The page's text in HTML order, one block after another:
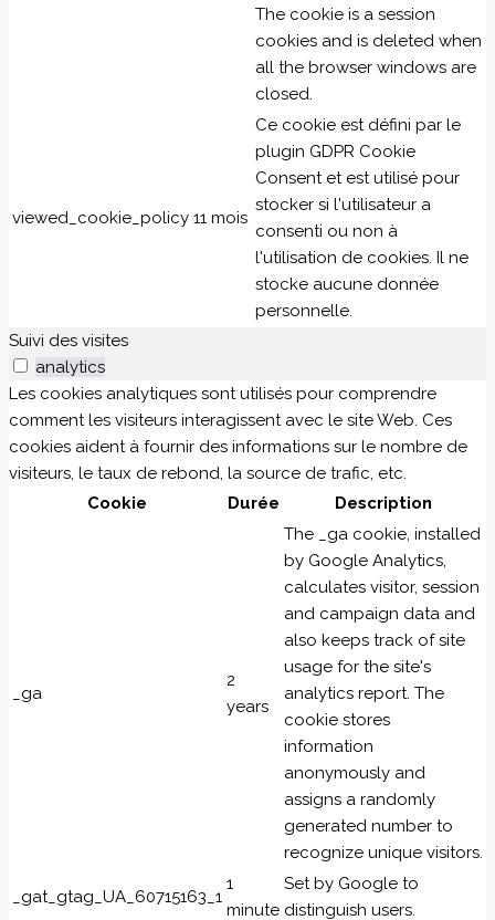
The cookie is a session
cookies and is deleted when
all the browser windows are
closed.
viewed_cookie_policy 11 mois
Ce cookie est défini par le
plugin GDPR Cookie
Consent et est utilisé pour
stocker si l'utilisateur a
consenti ou non à
l'utilisation de cookies. Il ne
stocke aucune donnée
personnelle.
Suivi des visites
analytics
Les cookies analytiques sont utilisés pour comprendre
comment les visiteurs interagissent avec le site Web. Ces
cookies aident à fournir des informations sur le nombre de
visiteurs, le taux de rebond, la source de trafic, etc.
Cookie
Durée Description
_ga
2
years
The _ga cookie, installed
by Google Analytics,
calculates visitor, session
and campaign data and
also keeps track of site
usage for the site's
analytics report. The
cookie stores
information
anonymously and
assigns a randomly
generated number to
recognize unique visitors.
_gat_gtag_UA_60715163_1
1
minute
Set by Google to
distinguish users.